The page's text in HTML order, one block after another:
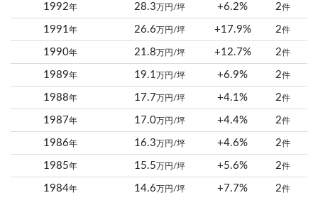
1992年 28.3 万円/坪 +6.2% 2件
1991年 26.6 万円/坪 +17.9% 2件
1990年 21.8 万円/坪 +12.7% 2件
1989年 19.1 万円/坪 +6.9% 2件
1988年 17.7 万円/坪 +4.1% 2件
1987年 17.0万円/坪 +4.4% 2件
1986年 16.3 万円/坪 +4.6% 2件
1985年 15.5 万円/坪 +5.6% 2件
1984年 14.6 万円/坪 +7.7% 2件